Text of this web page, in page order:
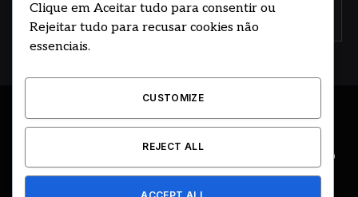
Concorde com nossos termos e acordo de
© 2026 DESENVOLVIDO POR HOSTING PRIME BRASIL
CIDADE E REGIÃO
COLUNAS
EDITORIAL EVENTOS
GOVERNO
Clique em Aceitar tudo para consentir ou
Rejeitar tudo para recusar cookies não
essenciais.
CUSTOMIZE
REJECT ALL